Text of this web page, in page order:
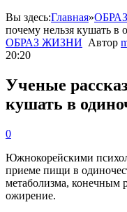
Вы здесь:Главная»
почему нельзя кушать в
ОБРАЗ ЖИЗНИ Автор
20:20
Ученые
кушать в
0
Южнокорейскими
приеме пищи в
метаболизма, конечным
ожирение.